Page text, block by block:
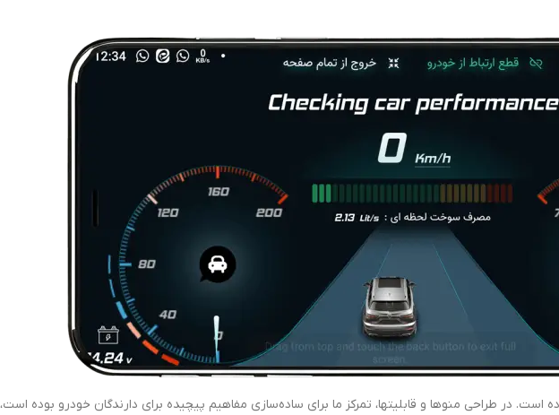
در طراحی منوها و قابلیتها، تمرکز ما برای ساده‌سازی مفاهیم پیچیده برای دارندگان خودرو بوده